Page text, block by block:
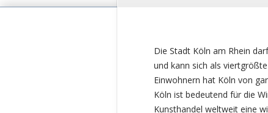
Die Stadt Köln am Rhein
und kann sich als
Einwohnern hat Köln von
Köln ist bedeutend für die
Kunsthandel weltweit eine